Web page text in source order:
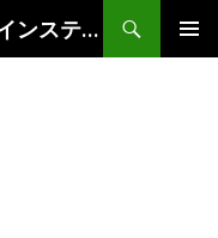
グローバルマクロ・リサーチ・インスティテュート